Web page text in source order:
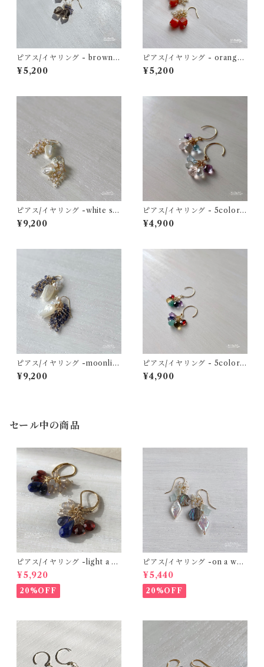
ピアス/イヤリング - brown g
emini earrings - スモーキー
クォーツ×ホワイトシェル×ア
¥5,200
ピアス/イヤリング - orange
gemini earrings - カーネリ
アンサードニクス×ホワイトシ
¥5,200
ピアス/イヤリング -white sh
ell bouquet- ホワイトシェル
×エチオピアンオパール×レイ
¥9,200
ピアス/イヤリング - 5colors
earrings (pale tone) - ロー
ズクォーツ×ブルートパーズ×
¥4,900
ピアス/イヤリング -moonlig
ht shell bouquet- ホワイトシ
ェル×アイオライト×レインボ
¥9,200
ピアス/イヤリング - 5colors
earrings (deep tone) - グラ
ンディディエライト×アイオラ
¥4,900
セール中の商品
ピアス/イヤリング -light a ca
ndle- ラピスラズリ×ガーネッ
ト×アイオライト 14kgf
¥5,920
20%OFF
ピアス/イヤリング -on a whit
e sand beach- 淡水パール×ア
バロンシェルクリスタル×アク
アマリン×エチオピアンオパー
ル 14kgf
¥5,440
20%OFF